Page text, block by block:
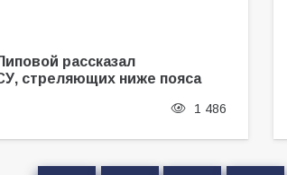
рассказал
стреляющих ниже пояса
1 486